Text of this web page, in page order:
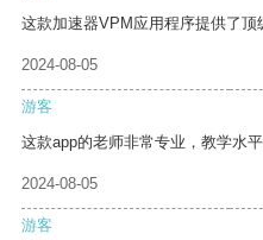
这款加速器VPM应用程序提供了顶
2024-08-05
游客
这款app的老师非常专业，教学水
2024-08-05
游客